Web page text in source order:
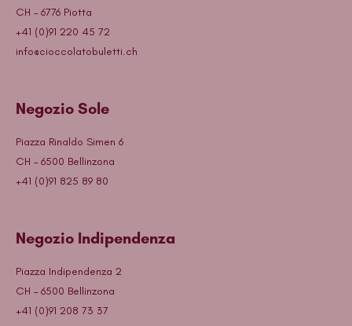
CH – 6776 Piotta
+41 (0)91 220 45 72
info@cioccolatobuletti.ch
Negozio Sole
Piazza Rinaldo Simen 6
CH – 6500 Bellinzona
+41 (0)91 825 89 80
Negozio Indipendenza
Piazza Indipendenza 2
CH – 6500 Bellinzona
+41 (0)91 208 73 37